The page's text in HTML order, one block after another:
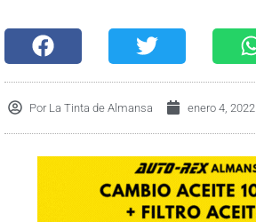
PorLa Tinta de Almansa enero 4, 2022